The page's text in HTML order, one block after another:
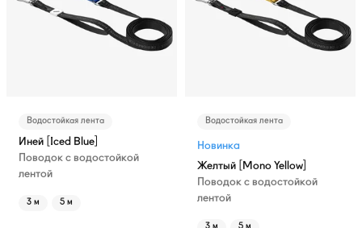
Водостойкая лента
Иней [Iced Blue]
Поводок с водостойкой
лентой
3 м 5 м
Водостойкая лента
Новинка
Желтый [Mono Yellow]
Поводок с водостойкой
лентой